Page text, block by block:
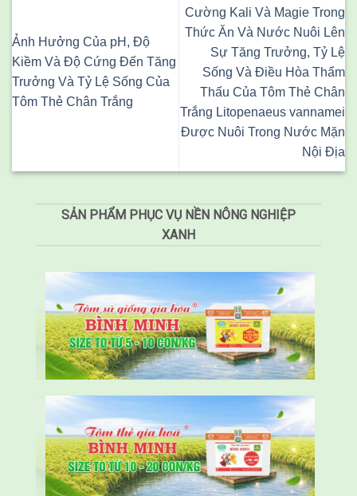
Ảnh Hưởng Của pH, Độ
Kiềm Và Độ Cứng Đến Tăng
Trưởng Và Tỷ Lệ Sống Của
Tôm Thẻ Chân Trắng
Cường Kali Và Magie Trong
Thức Ăn Và Nước Nuôi Lên
Sự Tăng Trưởng, Tỷ Lệ
Sống Và Điều Hòa Thẩm
Thấu Của Tôm Thẻ Chân
Trắng Litopenaeus vannamei
Được Nuôi Trong Nước Mặn
Nội Địa
SẢN PHẨM PHỤC VỤ NỀN NÔNG NGHIỆP
XANH